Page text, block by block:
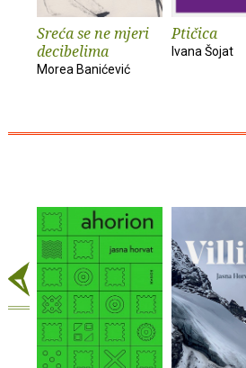
Sreća se ne mjeri
decibelima
Morea Banićević
Ptičica
Ivana Šojat